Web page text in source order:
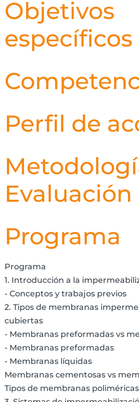
Objetivos
específicos
Perfil de
Evaluación
Programa
Programa
1. Introducción a la
- Conceptos y trabajos previos
2. Tipos de membranas
cubiertas
- Membranas preformadas vs
- Membranas preformadas
- Membranas líquidas
Membranas cementosas vs
Tipos de membranas poliméricas